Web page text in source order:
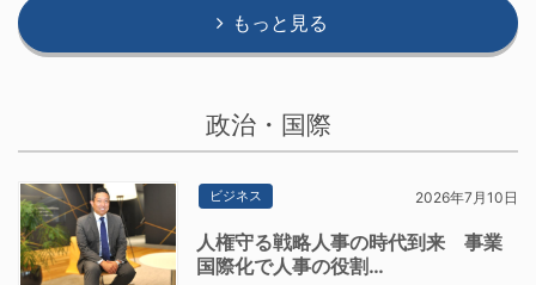
もっと見る
政治・国際
ビジネス 2026年7月10日
人権守る戦略人事の時代到来 事業
国際化で人事の役割…